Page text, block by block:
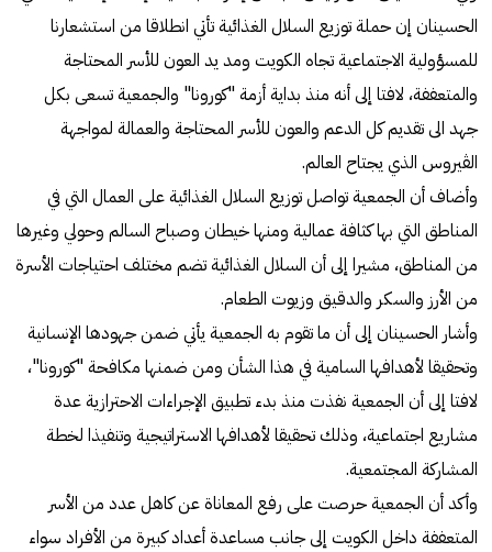
الحسينان إن حملة توزيع السلال الغذائية تأتي انطلاقا من استشعارنا
للمسؤولية الاجتماعية تجاه الكويت ومد يد العون للأسر المحتاجة
والمتعففة، لافتا إلى أنه منذ بداية أزمة "كورونا" والجمعية تسعى بكل
جهد الى تقديم كل الدعم والعون للأسر المحتاجة والعمالة لمواجهة
الڤيروس الذي يجتاح العالم.
وأضاف أن الجمعية تواصل توزيع السلال الغذائية على العمال التي في
المناطق التي بها كثافة عمالية ومنها خيطان وصباح السالم وحولي وغيرها
من المناطق، مشيرا إلى أن السلال الغذائية تضم مختلف احتياجات الأسرة
من الأرز والسكر والدقيق وزيوت الطعام.
وأشار الحسينان إلى أن ما تقوم به الجمعية يأتي ضمن جهودها الإنسانية
وتحقيقا لأهدافها السامية في هذا الشأن ومن ضمنها مكافحة "كورونا"،
لافتا إلى أن الجمعية نفذت منذ بدء تطبيق الإجراءات الاحترازية عدة
مشاريع اجتماعية، وذلك تحقيقا لأهدافها الاستراتيجية وتنفيذا لخطة
المشاركة المجتمعية.
وأكد أن الجمعية حرصت على رفع المعاناة عن كاهل عدد من الأسر
المتعففة داخل الكويت إلى جانب مساعدة أعداد كبيرة من الأفراد سواء